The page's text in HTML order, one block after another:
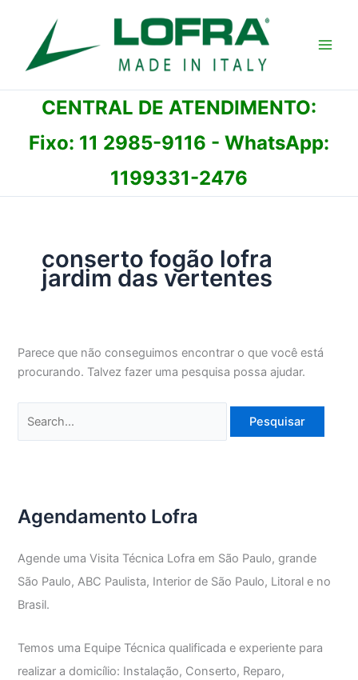
conteúdo
CENTRAL DE ATENDIMENTO:
Fixo: 11 2985-9116 - WhatsApp:
1199331-2476
conserto fogão lofra
jardim das vertentes
Parece que não conseguimos encontrar o que você está
procurando. Talvez fazer uma pesquisa possa ajudar.
por:
Agendamento Lofra
Agende uma Visita Técnica Lofra em São Paulo, grande
São Paulo, ABC Paulista, Interior de São Paulo, Litoral e no
Brasil.
Temos uma Equipe Técnica qualificada e experiente para
realizar a domicílio: Instalação, Conserto, Reparo,